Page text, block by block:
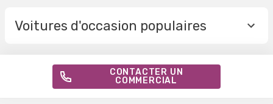
Voitures d'occasion populaires
CONTACTER UN
COMMERCIAL